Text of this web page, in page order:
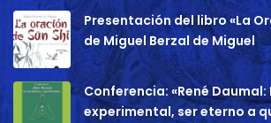
Presentación del libro «La
de Miguel Berzal de Miguel
Conferencia: «René
experimental, ser eterno a